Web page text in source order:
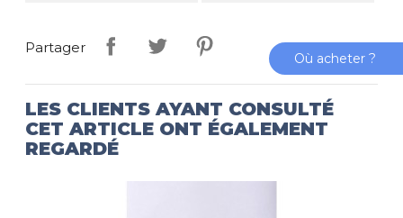
Partager
LES CLIENTS AYANT CONSULTÉ
CET ARTICLE ONT ÉGALEMENT
REGARDÉ
Où acheter ?